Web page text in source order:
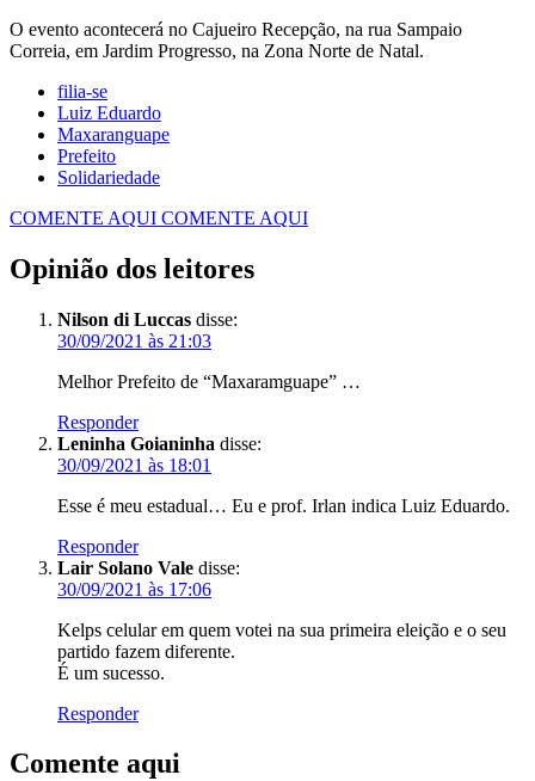
O evento acontecerá no Cajueiro Recepção, na rua Sampaio
Correia, em Jardim Progresso, na Zona Norte de Natal.
filia-se
Luiz Eduardo
Maxaranguape
Prefeito
Solidariedade
COMENTE AQUI COMENTE AQUI
Opinião dos leitores
Nilson di Luccas disse:
30/09/2021 às 21:03
Melhor Prefeito de “Maxaramguape” …
Responder
Leninha Goianinha disse:
30/09/2021 às 18:01
Esse é meu estadual… Eu e prof. Irlan indica Luiz Eduardo.
Responder
Lair Solano Vale disse:
30/09/2021 às 17:06
Kelps celular em quem votei na sua primeira eleição e o seu
partido fazem diferente.
É um sucesso.
Responder
Comente aqui